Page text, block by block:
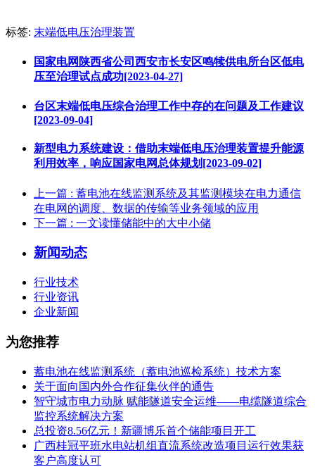
标签: 末端低电压治理装置
国家电网陕西省公司西安市长安区鸣犊供电所台区低电
压至治理试点成功[2023-04-27]
台区末端低电压综合治理工作中存的在问题及工作建议
[2023-09-04]
新型电力系统建设：借助末端低电压治理装置提升能源
利用效率，响应国家电网总体规划[2023-09-02]
上一篇 : 蓄电池在线监测系统及其监测模块在电力通信
在电网的调度、数据的传输等业务领域的应用
下一篇 : 一文读懂储能中的大中小储
新闻动态
行业技术
行业资讯
企业新闻
为您推荐
蓄电池在线监测系统（蓄电池巡检系统）技术方案
关于面向国内外合作征集伙伴的通告
智守城市电力动脉 赋能隧道安全运维——电缆隧道综合
监控系统解决方案
总投资8.56亿元！新疆博乐首个储能项目开工
广西桂冠平班水电站机组直流系统改造项目运行效果获
客户高度认可